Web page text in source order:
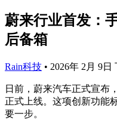
蔚来行业首发：
后备箱
Rain科技 • 2026年 2月 9日
日前，蔚来汽车正式宣布
正式上线。这项创新功能
要一步。